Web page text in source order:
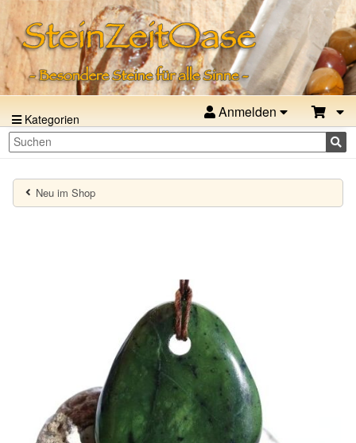
Kategorien Anmelden
Neu im Shop